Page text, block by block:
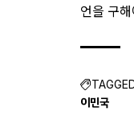
언을 구
이민국